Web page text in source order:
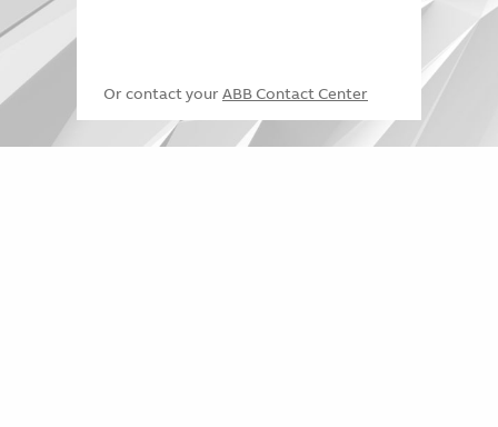
Or contact your ABB Contact Center